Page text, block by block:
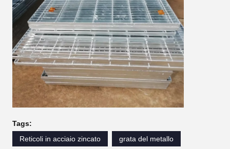
Tags:
Reticoli in acciaio zincato
grata del metallo